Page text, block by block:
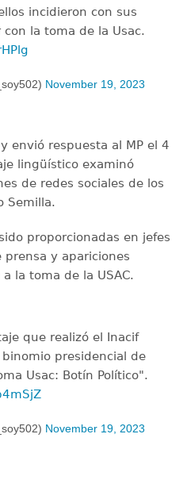
incidieron con sus
la toma de la Usac.
November 19, 2023
envió respuesta al MP el 4
lingüístico examinó
de redes sociales de los
Semilla.
proporcionadas en jefes
y apariciones
la toma de la USAC.
que realizó el Inacif
presidencial de
Usac: Botín Político".
November 19, 2023